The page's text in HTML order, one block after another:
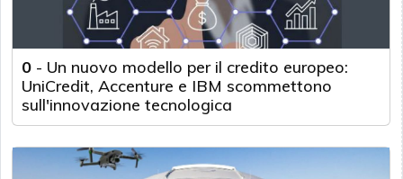
0 - Un nuovo modello per il credito europeo:
UniCredit, Accenture e IBM scommettono
sull'innovazione tecnologica